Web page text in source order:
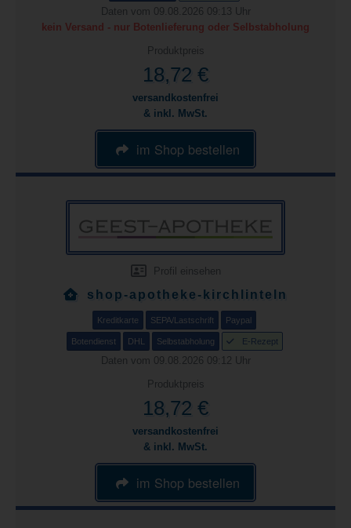
Daten vom 09.08.2026 09:13 Uhr
kein Versand - nur Botenlieferung oder Selbstabholung
Produktpreis
18,72 €
versandkostenfrei
& inkl. MwSt.
im Shop bestellen
Profil einsehen
shop-apotheke-kirchlinteln
Kreditkarte SEPA/Lastschrift Paypal
Botendienst DHL Selbstabholung E-Rezept
Daten vom 09.08.2026 09:12 Uhr
Produktpreis
18,72 €
versandkostenfrei
& inkl. MwSt.
im Shop bestellen